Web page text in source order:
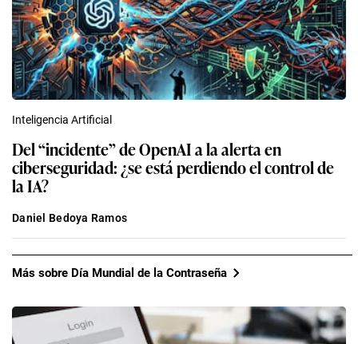
Inteligencia Artificial
Del “incidente” de OpenAI a la alerta en
ciberseguridad: ¿se está perdiendo el control de
la IA?
Daniel Bedoya Ramos
Más sobre Día Mundial de la Contraseña